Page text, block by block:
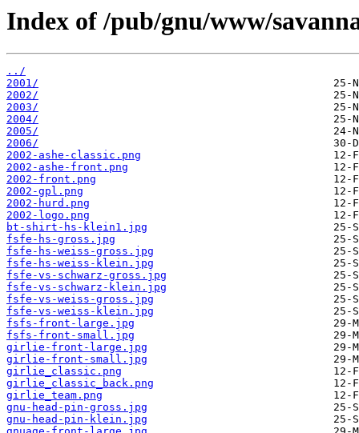
Index of /pub/gnu/www/
../
2001/
2002/
2003/
2004/
2005/
2006/
2002-ashe-classic.png
2002-ashe-front.png
2002-front.png
2002-gpl.png
2002-hurd.png
2002-logo.png
bt-shirt-hs-klein1.jpg
fsfe-hs-gross.jpg
fsfe-hs-weiss-gross.jpg
fsfe-hs-weiss-klein.jpg
fsfe-vs-schwarz-gross.jpg
fsfe-vs-schwarz-klein.jpg
fsfe-vs-weiss-gross.jpg
fsfe-vs-weiss-klein.jpg
fsfs-front-large.jpg
fsfs-front-small.jpg
girlie-front-large.jpg
girlie-front-small.jpg
girlie_classic.png
girlie_classic_back.png
girlie_team.png
gnu-head-pin-gross.jpg
gnu-head-pin-klein.jpg